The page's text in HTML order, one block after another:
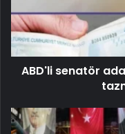
ABD'li senatör